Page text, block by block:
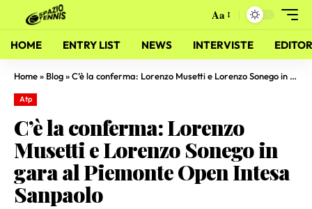
Aa
HOME ENTRY LIST NEWS INTERVISTE
Home» Blog»C’è la conferma: Lorenzo Musetti e Lorenzo Sonego in gara al Piemonte Open Intesa Sanpaolo
Atp
C’è la conferma: Lorenzo
Musetti e Lorenzo Sonego in
gara al Piemonte Open Intesa
Sanpaolo